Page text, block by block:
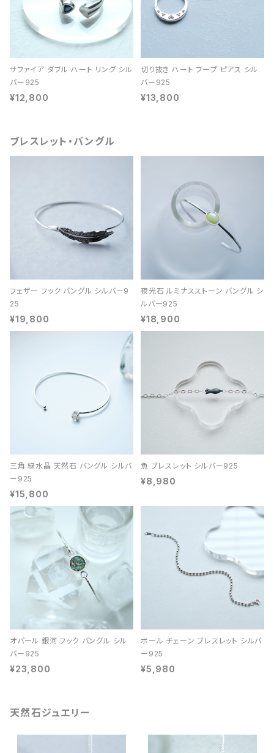
サファイア ダブル ハート リング シル
バー925
¥12,800
切り抜き ハート フープ ピアス シル
バー925
¥13,800
ブレスレット・バングル
フェザー フック バングル シルバー9
25
¥19,800
夜光石 ルミナスストーン バングル シ
ルバー925
¥18,900
三角 緑水晶 天然石 バングル シルバ
ー925
¥15,800
魚 ブレスレット シルバー925
¥8,980
オパール 銀河 フック バングル シル
バー925
¥23,800
ボール チェーン ブレスレット シルバ
ー925
¥5,980
天然石ジュエリー